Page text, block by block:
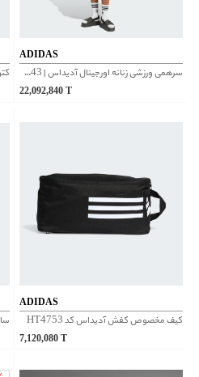
ADIDAS
سرهمی ورزشی زنانه اورجینال آدیداس | JJ3143
22,092,840
ADIDAS
کیف مخصوص کفش آدیداس کد HT4753
7,120,080